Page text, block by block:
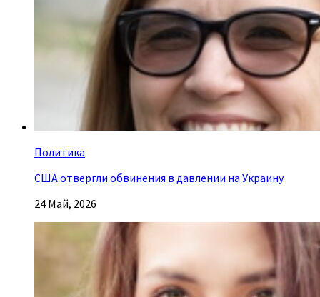
Политика
США отвергли обвинения в давлении на Украину
24 Май, 2026